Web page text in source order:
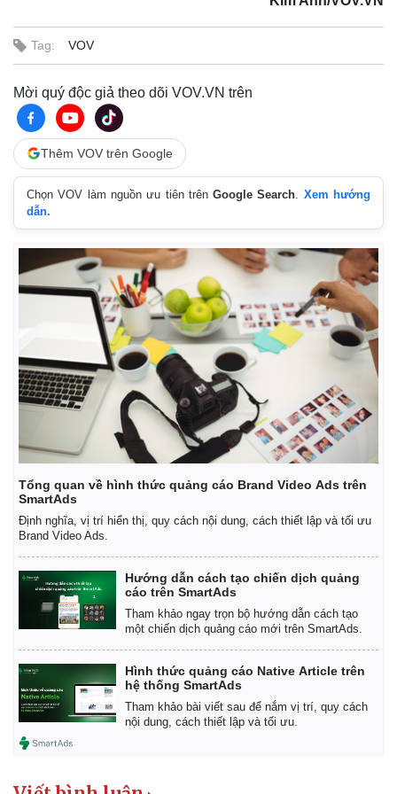
Tag: VOV
Mời quý độc giả theo dõi VOV.VN trên
Thêm VOV trên Google
Chọn VOV làm nguồn ưu tiên trênGoogle Search
Xem hướng
dẫn.
Tổng quan về hình thức quảng cáo Brand Video Ads trên
SmartAds
Định nghĩa, vị trí hiển thị, quy cách nội dung, cách thiết lập và tối ưu
Brand Video Ads.
Hướng dẫn cách tạo chiến dịch quảng
cáo trên SmartAds
Tham khảo ngay trọn bộ hướng dẫn cách tạo
một chiến dịch quảng cáo mới trên SmartAds.
Hình thức quảng cáo Native Article trên
hệ thống SmartAds
Tham khảo bài viết sau để nắm vị trí, quy cách
nội dung, cách thiết lập và tối ưu.